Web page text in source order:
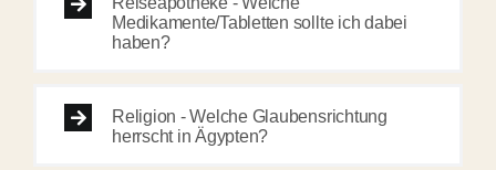
Medikamente/Tabletten sollte ich dabei
haben?
Religion - Welche Glaubensrichtung
herrscht in Ägypten?